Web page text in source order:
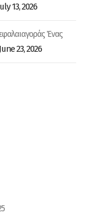
13, 2026
Ένας
June 23, 2026